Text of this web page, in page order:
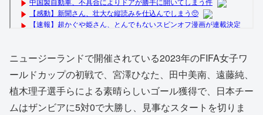
ニュージーランドで開催されている2023年のFIFA女子ワ
ールドカップの初戦で、宮澤ひなた、田中美南、遠藤純、
植木理子選手らによる素晴らしいゴール獲得で、日本チー
ムはザンビアに5対0で大勝し、見事なスタートを切りま